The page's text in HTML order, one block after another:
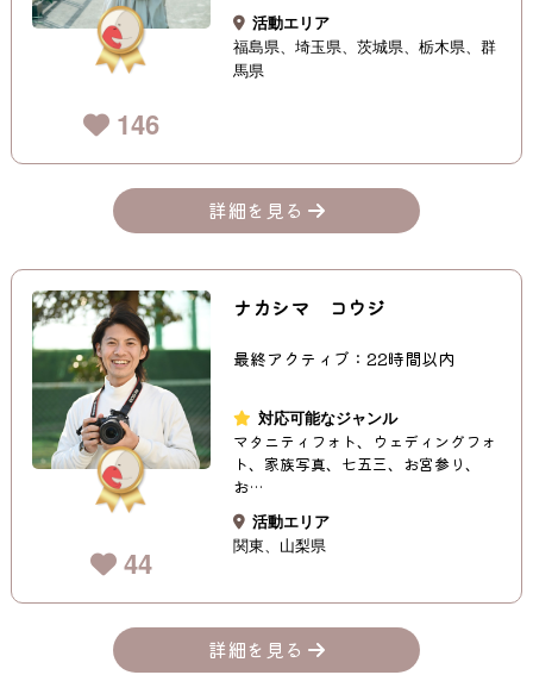
146
活動エリア
福島県
埼玉県 茨城県 栃木県
群
馬県
詳細を見る
44
ナカシマ コウジ
最終アクティブ：22時間以内
対応可能なジャンル
マタニティフォト、ウェディングフォ
ト、家族写真、七五三、お宮参り、
お…
活動エリア
関東
山梨県
詳細を見る